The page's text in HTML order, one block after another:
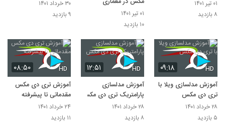
۰۱ تیر ۱۴۰۱
۸ بازدید
۰۱ تیر ۱۴۰۱
۱۰ بازدید
۳۰ خرداد ۱۴۰۱
۹ بازدید
۰۹:۱۸ HD
آموزش مدلسازی ویلا با
تری دی مکس
۲۸ خرداد ۱۴۰۱
۵ بازدید
۱۲:۵۱ HD
آموزش مدلسازی
پارامتریک تری دی مکس
۲۸ خرداد ۱۴۰۱
۸ بازدید
۰۸:۵۰ HD
آموزش تری دی مکس
مقدماتی تا پیشرفته
۲۴ خرداد ۱۴۰۱
۱۱ بازدید